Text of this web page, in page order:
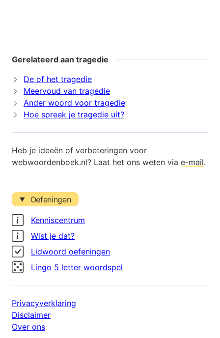
Gerelateerd aan tragedie
De of het tragedie
Meervoud van tragedie
Ander woord voor tragedie
Hoe spreek je tragedie uit?
Heb je ideeën of verbeteringen voor
webwoordenboek.nl? Laat het ons weten via e-mail.
Oefeningen
Kenniscentrum
Wist je dat?
Lidwoord oefeningen
Lingo 5 letter woordspel
Privacyverklaring
Disclaimer
Over ons